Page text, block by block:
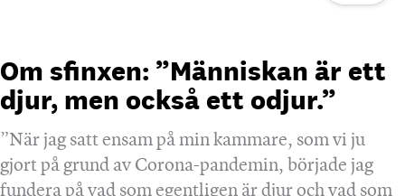
Om sfinxen: ”Människan är ett
djur, men också ett odjur.”
”När jag satt ensam på min kammare, som vi ju
gjort på grund av Corona-pandemin, började jag
fundera på vad som egentligen är djur och vad som